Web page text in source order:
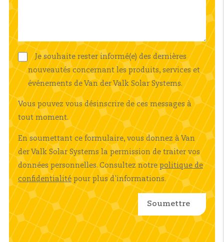
Je souhaite rester informé(e) des dernières
nouveautés concernant les produits, services et
événements de Van der Valk Solar Systems.
Vous pouvez vous désinscrire de ces messages à
tout moment.
En soumettant ce formulaire, vous donnez à Van
der Valk Solar Systems la permission de traiter vos
données personnelles. Consultez notre politique de
confidentialité pour plus d'informations.